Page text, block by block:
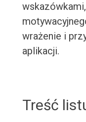
wrażenie i
aplikacji.
Treść